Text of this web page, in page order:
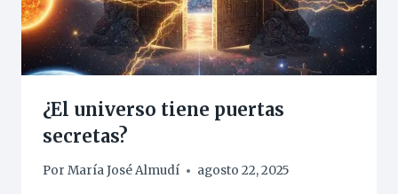
¿El universo tiene puertas
secretas?
Por María José Almudí agosto 22, 2025